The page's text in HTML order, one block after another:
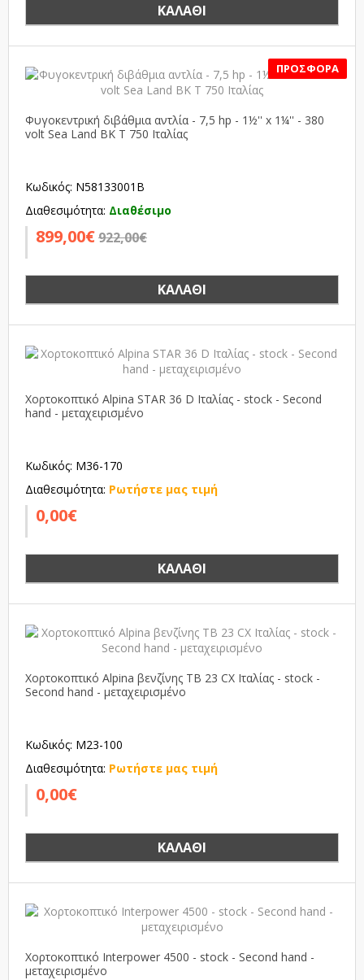
ΚΑΛΆΘΙ
Φυγοκεντρική διβάθμια αντλία - 7,5 hp - 1½'' x 1¼'' - 380
volt Sea Land BK T 750 Ιταλίας
Κωδικός: N58133001B
Διαθεσιμότητα: Διαθέσιμο
899,00€922,00€
ΚΑΛΆΘΙ
Χορτοκοπτικό Alpina STAR 36 D Ιταλίας - stock - Second
hand - μεταχειρισμένο
Κωδικός: M36-170
Διαθεσιμότητα: Ρωτήστε μας τιμή
0,00€
ΚΑΛΆΘΙ
Χορτοκοπτικό Alpina βενζίνης TB 23 CX Ιταλίας - stock -
Second hand - μεταχειρισμένο
Κωδικός: M23-100
Διαθεσιμότητα: Ρωτήστε μας τιμή
0,00€
ΚΑΛΆΘΙ
Χορτοκοπτικό Interpower 4500 - stock - Second hand -
μεταχειρισμένο